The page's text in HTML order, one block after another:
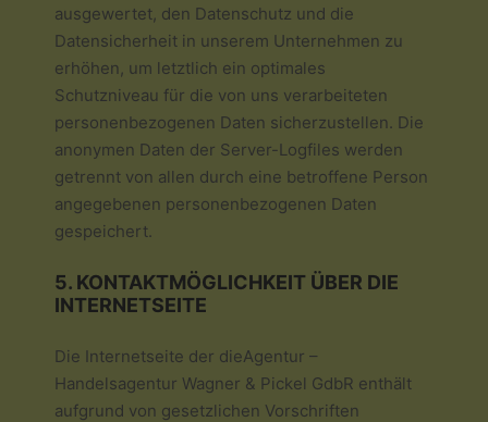
ausgewertet, den Datenschutz und die
Datensicherheit in unserem Unternehmen zu
erhöhen, um letztlich ein optimales
Schutzniveau für die von uns verarbeiteten
personenbezogenen Daten sicherzustellen. Die
anonymen Daten der Server-Logfiles werden
getrennt von allen durch eine betroffene Person
angegebenen personenbezogenen Daten
gespeichert.
5. KONTAKTMÖGLICHKEIT ÜBER DIE
INTERNETSEITE
Die Internetseite der dieAgentur –
Handelsagentur Wagner & Pickel GdbR enthält
aufgrund von gesetzlichen Vorschriften